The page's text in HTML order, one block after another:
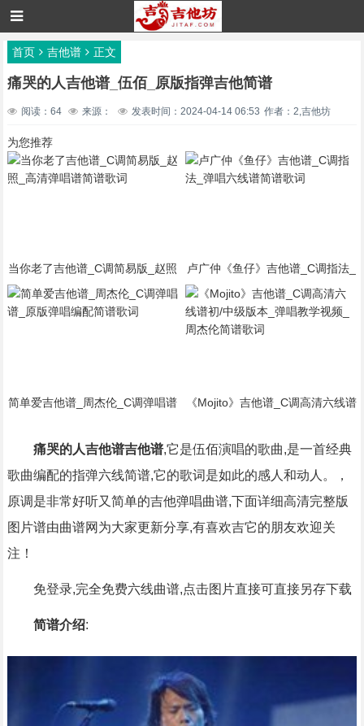
首页 吉他谱 正文
痛哭的人吉他谱_伍佰_原版指弹吉他简谱
阅读：64 来源： 发表时间：2024-04-14 06:53 作者：2,吉他坊
为您推荐
当你老了吉他谱_C调简易版_赵照
_高清弹唱谱简谱歌词
卢广仲《鱼仔》吉他谱_C调指法_
弹唱六线谱简谱歌词
简单爱吉他谱_周杰伦_C调弹唱谱
《Mojito》吉他谱_C调高清六线谱
痛哭的人吉他谱吉他谱,它是伍佰演唱的歌曲,是一首经典
歌曲编配的指弹六线简谱,它的歌词是如此的感人和动人。，
原调是非常好听又简单的吉他弹唱曲谱,下面详细高清完整版
图片谱由曲谱网为大家更新分享,有喜欢吉它的朋友欢迎关
注！
免登录,完全免费六线曲谱,点击图片直接可直接另存下载
简谱介绍: